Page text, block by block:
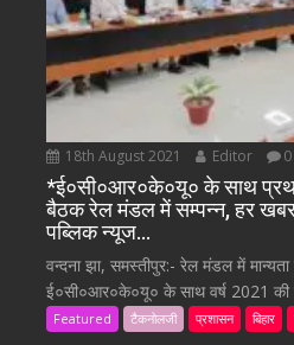
18th August 2021 Editor 0
*ई०सी०आर०के०यू० के साथ प्रथम
बैठक रेल मंडल में सम्पन्न, हर
पब्लिक न्यूज…
वन्दना झा, समस्तीपुर:- रेल मंडल में मान्यता
ई०सी०आर०के०यू० के साथ वर्ष 2021 की
Featured टैकनोलजी प्रशासन बिहार